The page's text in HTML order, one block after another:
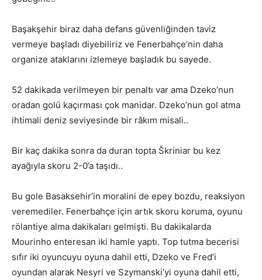
Başakşehir biraz daha defans güvenliğinden taviz
vermeye başladı diyebiliriz ve Fenerbahçe’nin daha
organize ataklarını izlemeye başladık bu sayede.
52 dakikada verilmeyen bir penaltı var ama Dzeko’nun
oradan golü kaçırması çok manidar. Dzeko’nun gol atma
ihtimali deniz seviyesinde bir râkım misali..
Bir kaç dakika sonra da duran topta Škriniar bu kez
ayağıyla skoru 2-0’a taşıdı..
Bu gole Basaksehir’in moralini de epey bozdu, reaksiyon
veremediler. Fenerbahçe için artık skoru koruma, oyunu
rölantiye alma dakikaları gelmişti. Bu dakikalarda
Mourinho enteresan iki hamle yaptı. Top tutma becerisi
sıfır iki oyuncuyu oyuna dahil etti, Dzeko ve Fred’i
oyundan alarak Nesyri ve Szymanski’yi oyuna dahil etti,